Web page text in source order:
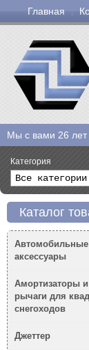
Главная
Мы с вами 26
Категория
Каталог
Автомобильные
аксессуары
Амортизаторы и
рычаги для
снегоходов
Джеттер